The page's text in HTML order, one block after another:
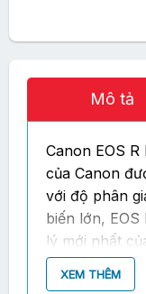
Mô tả
Canon EOS
của Canon
với độ phân
biến lớn,
lý mới nhất
thông số về
tượng.
XEM THÊM